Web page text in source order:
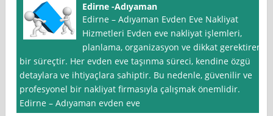
Edirne -Adıyaman
Edirne – Adıyaman Evden Eve Nakliyat
Hizmetleri Evden eve nakliyat işlemleri,
planlama, organizasyon ve dikkat gerektiren
bir süreçtir. Her evden eve taşınma süreci, kendine özgü
detaylara ve ihtiyaçlara sahiptir. Bu nedenle, güvenilir ve
profesyonel bir nakliyat firmasıyla çalışmak önemlidir.
Edirne – Adıyaman evden eve